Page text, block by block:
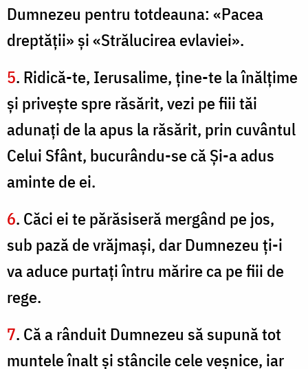
Dumnezeu pentru totdeauna: «Pacea
dreptăţii» şi «Strălucirea evlaviei».
5. Ridică-te, Ierusalime, ţine-te la înălţime
şi priveşte spre răsărit, vezi pe fiii tăi
adunaţi de la apus la răsărit, prin cuvântul
Celui Sfânt, bucurându-se că Şi-a adus
aminte de ei.
6. Căci ei te părăsiseră mergând pe jos,
sub pază de vrăjmaşi, dar Dumnezeu ţi-i
va aduce purtaţi întru mărire ca pe fiii de
rege.
7. Că a rânduit Dumnezeu să supună tot
muntele înalt şi stâncile cele veşnice, iar